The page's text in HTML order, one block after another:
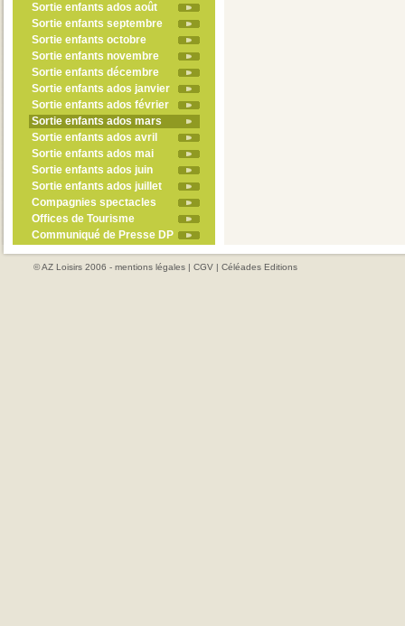
Sortie enfants ados août
Sortie enfants septembre
Sortie enfants octobre
Sortie enfants novembre
Sortie enfants décembre
Sortie enfants ados janvier
Sortie enfants ados février
Sortie enfants ados mars
Sortie enfants ados avril
Sortie enfants ados mai
Sortie enfants ados juin
Sortie enfants ados juillet
Compagnies spectacles
Offices de Tourisme
Communiqué de Presse DP
© AZ Loisirs 2006 - mentions légales | CGV | Céléades Editions